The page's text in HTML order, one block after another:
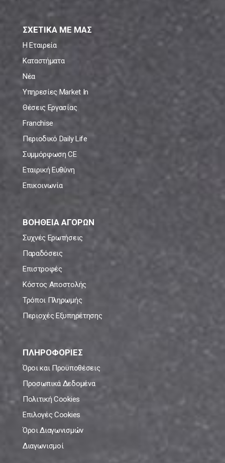
ΣΧΕΤΙΚΑ ΜΕ ΜΑΣ
Η Εταιρεία
Καταστήματα
Νέα
Υπηρεσίες Market In
Θέσεις Εργασίας
Franchise
Περιοδικό Daily Life
Συμμόρφωση CE
Εταιρική Ευθύνη
Επικοινωνία
ΒΟΗΘΕΙΑ ΑΓΟΡΩΝ
Συχνές Ερωτήσεις
Παραδόσεις
Επιστροφές
Κόστος Αποστολής
Τρόποι Πληρωμής
Περιοχές Εξυπηρέτησης
ΠΛΗΡΟΦΟΡΙΕΣ
Όροι και Προϋποθέσεις
Προσωπικά Δεδομένα
Πολιτική Cookies
Επιλογές Cookies
Όροι Διαγωνισμών
Διαγωνισμοί